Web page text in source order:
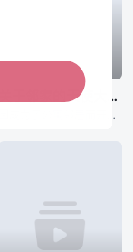
已完结
关于邻家的天使大人不知不觉把我惯成了废人这档子事 第二季
因成为了公寓邻居而开始交流的藤宫周与椎名真昼，在高中二年级的运动会结束后，终于正式交往。无论是亲手制作的料理还是浴衣约会，两人间充满了如新婚夫妻般的氛围，但那份怦然心动的感觉却依然让他们不知所措。随着